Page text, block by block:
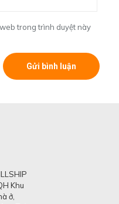
trong trình duyệt này
Khu
ở,